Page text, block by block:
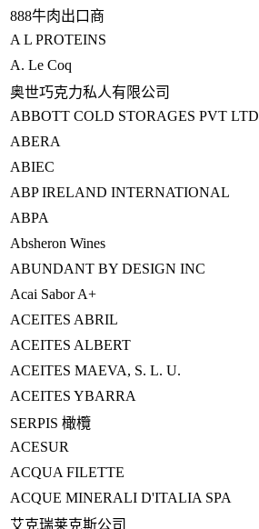
888牛肉出口商
A L PROTEINS
A. Le Coq
奥世巧克力私人有限公司
ABBOTT COLD STORAGES PVT LTD
ABERA
ABIEC
ABP IRELAND INTERNATIONAL
ABPA
Absheron Wines
ABUNDANT BY DESIGN INC
Acai Sabor A+
ACEITES ABRIL
ACEITES ALBERT
ACEITES MAEVA, S. L. U.
ACEITES YBARRA
SERPIS 橄欖
ACESUR
ACQUA FILETTE
ACQUE MINERALI D'ITALIA SPA
艾克瑞莱克斯公司